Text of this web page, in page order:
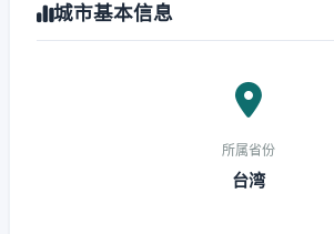
城市基本信息
所属省份
台湾